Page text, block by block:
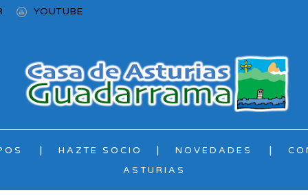
YOUTUBE
HAZTE SOCIO NOVEDADES
ASTURIAS